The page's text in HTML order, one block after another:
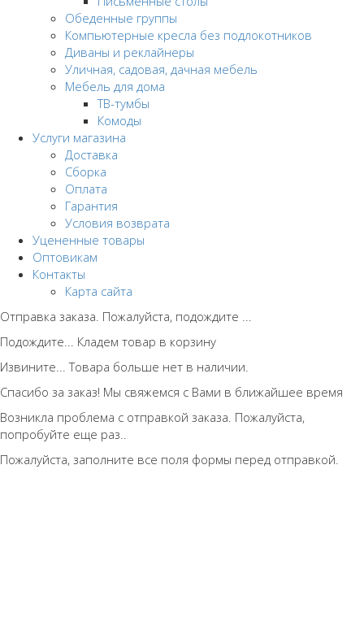
Обеденные группы
Компьютерные кресла без подлокотников
Диваны и реклайнеры
Уличная, садовая, дачная мебель
Мебель для дома
ТВ-тумбы
Комоды
Услуги магазина
Доставка
Сборка
Оплата
Гарантия
Условия возврата
Уцененные товары
Оптовикам
Контакты
Карта сайта
Отправка заказа. Пожалуйста, подождите ...
Подождите... Кладем товар в корзину
Извините... Товара больше нет в наличии.
Спасибо за заказ! Мы свяжемся с Вами в ближайшее время
Возникла проблема с отправкой заказа. Пожалуйста,
попробуйте еще раз..
Пожалуйста, заполните все поля формы перед отправкой.